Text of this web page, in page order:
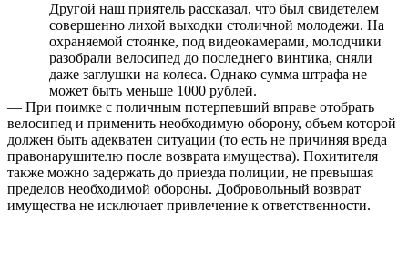
Другой наш приятель рассказал, что был свидетелем
совершенно лихой выходки столичной молодежи. На
охраняемой стоянке, под видеокамерами, молодчики
разобрали велосипед до последнего винтика, сняли
даже заглушки на колеса. Однако сумма штрафа не
может быть меньше 1000 рублей.
— При поимке с поличным потерпевший вправе отобрать
велосипед и применить необходимую оборону, объем которой
должен быть адекватен ситуации (то есть не причиняя вреда
правонарушителю после возврата имущества). Похитителя
также можно задержать до приезда полиции, не превышая
пределов необходимой обороны. Добровольный возврат
имущества не исключает привлечение к ответственности.